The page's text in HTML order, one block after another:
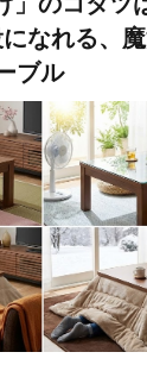
なれる、
ブル